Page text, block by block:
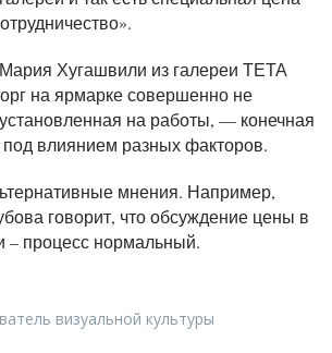
Хугашвили из галереи ТЕТА
на ярмарке совершенно не
на работы, — конечная
влиянием разных факторов.
мнения. Например,
говорит, что обсуждение цены в
– процесс нормальный.
визуальной культуры